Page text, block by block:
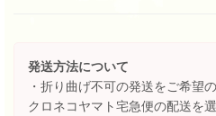
発送方法について
・折り曲げ不可の発送をご希望
クロネコヤマト宅急便の配送を